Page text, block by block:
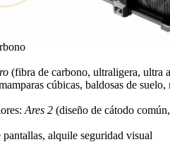
(fibra de carbono, ultraligera, ultra
cúbicas, baldosas de
Ares 2 (diseño de cátodo
alquile seguridad visual